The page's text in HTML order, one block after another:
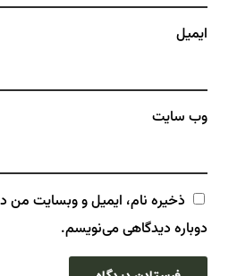
ایمیل
وب‌ سایت
ذخیره نام، ایمیل و وبسایت من
دوباره دیدگاهی می‌نویسم.